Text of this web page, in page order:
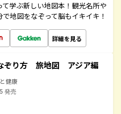
学ぶ新しい地図本！観光名所や
地図をなぞって脳もイキイキ！
詳細を見る
ぞり方 旅地図 アジア編
健康
発売